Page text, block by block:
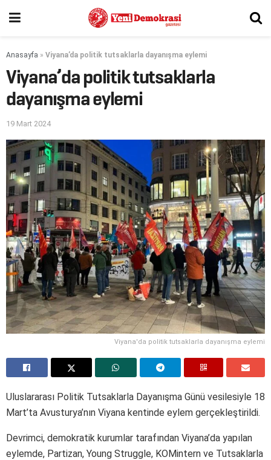
Anasayfa » Viyana’da politik tutsaklarla dayanışma eylemi
Viyana’da politik tutsaklarla
dayanışma eylemi
19 Mart 2024
Viyana'da politik tutsaklarla dayanışma eylemi
Uluslararası Politik Tutsaklarla Dayanışma Günü vesilesiyle 18
Mart’ta Avusturya’nın Viyana kentinde eylem gerçekleştirildi.
Devrimci, demokratik kurumlar tarafından Viyana’da yapılan
eylemde, Partizan, Young Struggle, KOMintern ve Tutsaklarla